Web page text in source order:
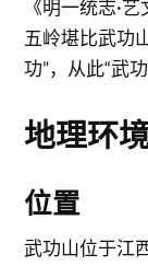
《明一统志·
五岭堪比武功
功”，从此“武
地理环
位置
武功山位于江